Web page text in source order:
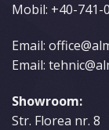
Mobil: +40-741-
Email:
Email:
Showroom:
Str. Florea nr. 8